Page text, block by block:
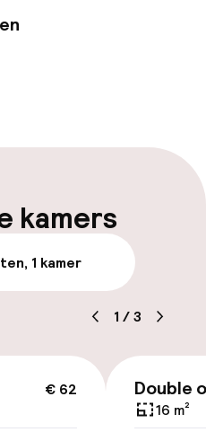
de
en
mogelijk
kamers
1 kamer
1 /3
€ 62 Double
16 m²